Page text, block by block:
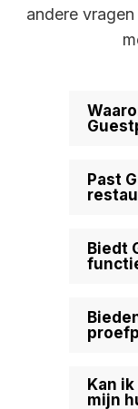
andere
Past
Biedt
Kan
mijn